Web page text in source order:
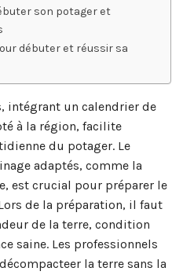
son potager et
débuter et réussir sa
intégrant un calendrier de
à la région, facilite
du potager. Le
adaptés, comme la
est crucial pour préparer le
de la préparation, il faut
de la terre, condition
saine. Les professionnels
la terre sans la